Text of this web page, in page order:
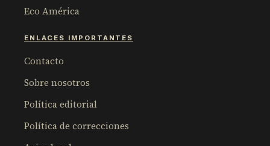
Eco América
ENLACES IMPORTANTES
Contacto
Sobre nosotros
Política editorial
Política de correcciones